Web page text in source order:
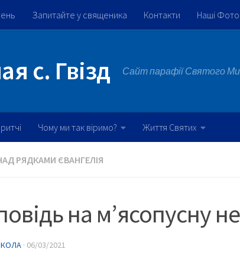
Запитайте у священика Контакти Наші Фото
с. Гвізд Сайт парафії Святого
Чому ми так віримо? Життя Святих
РЯДКАМИ ЄВАНГЕЛІЯ
на м’ясопусну
· 06/03/2021